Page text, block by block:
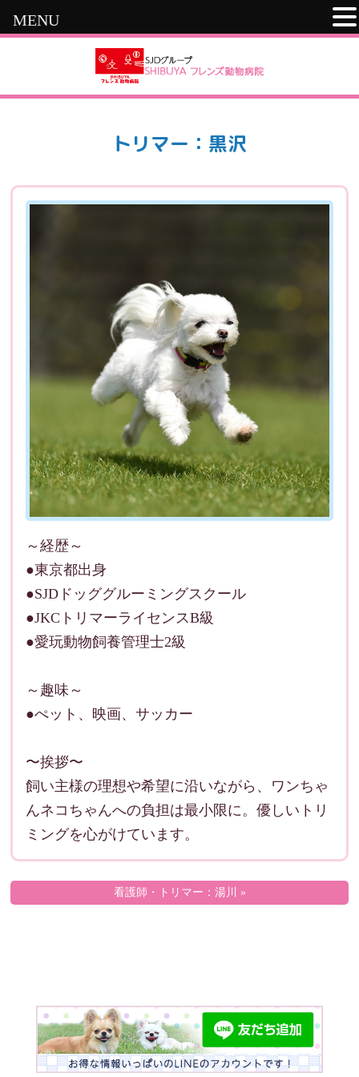
トリマー：黒沢
～経歴～
●東京都出身
●SJDドッググルーミングスクール
●JKCトリマーライセンスB級
●愛玩動物飼養管理士2級
～趣味～
●ぺット、映画、サッカー
〜挨拶〜
飼い主様の理想や希望に沿いながら、ワンちゃ
んネコちゃんへの負担は最小限に。優しいトリ
ミングを心がけています。
看護師・トリマー：湯川 »
MENU